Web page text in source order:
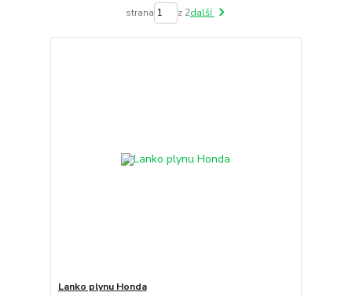
strana z 2další
Lanko plynu Honda